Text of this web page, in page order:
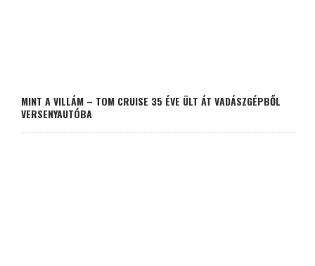
MINT A VILLÁM – TOM CRUISE 35 ÉVE ÜLT ÁT VADÁSZGÉPBŐL
VERSENYAUTÓBA